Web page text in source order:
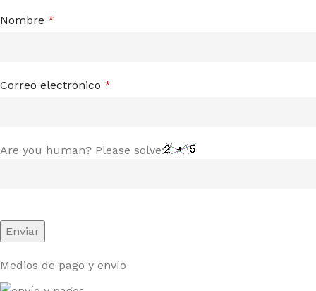
Nombre *
Correo electrónico *
Are you human? Please solve:
Medios de pago y envío